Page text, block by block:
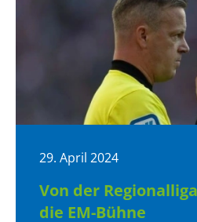
29. April 2024
Von der
die EM-Bühne